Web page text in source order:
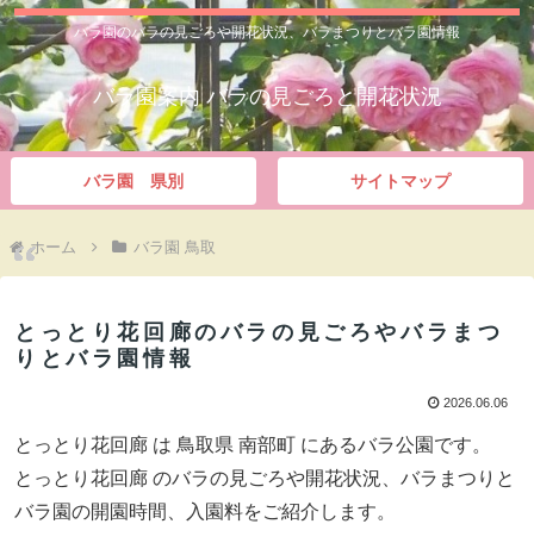
バラ園のバラの見ごろや開花状況、バラまつりとバラ園情報
バラ園案内 バラの見ごろと開花状況
バラ園 県別 サイトマップ
ホーム バラ園 鳥取
とっとり花回廊のバラの見ごろやバラまつ
りとバラ園情報
2026.06.06
とっとり花回廊 は 鳥取県 南部町 にあるバラ公園です。
とっとり花回廊 のバラの見ごろや開花状況、バラまつりと
バラ園の開園時間、入園料をご紹介します。